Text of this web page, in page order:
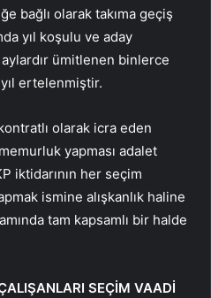
bağlı olarak takıma geçiş
yıl koşulu ve aday
ümitlenen binlerce
ertelenmiştir.
olarak icra eden
yapması adalet
iktidarının her seçim
ismine alışkanlık haline
tam kapsamlı bir halde
SEÇİM VAADİ